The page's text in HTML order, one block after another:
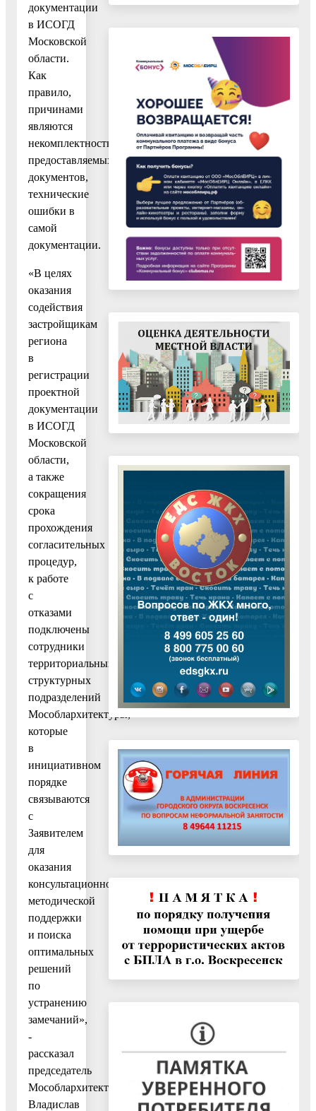
документации
в ИСОГД
Московской
области.
Как
правило,
причинами
являются
некомплектность
предоставляемых
документов,
технические
ошибки в
самой
документации.
«В целях
оказания
содействия
застройщикам
региона
в
регистрации
проектной
документации
в ИСОГД
Московской
области,
а также
сокращения
срока
прохождения
согласительных
процедур,
к работе
с
отказами
подключены
сотрудники
территориальных
структурных
подразделений
Мособлархитектуры,
которые
в
инициативном
порядке
связываются
с
Заявителем
для
оказания
консультационно-
методической
поддержки
и поиска
оптимальных
решений
по
устранению
замечаний»,
-
рассказал
председатель
Мособлархитектуры
Владислав